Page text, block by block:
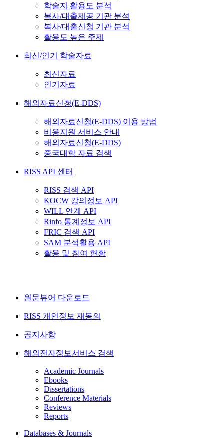
학술지 활용도 분석
복사/대출제공 기관 분석
복사/대출신청 기관 분석
활용도 높은 주제
최신/인기 학술자료
최신자료
인기자료
해외자료신청(E-DDS)
해외자료신청(E-DDS) 이용 방법
비용지원 서비스 안내
해외자료신청(E-DDS)
중국대학 자료 검색
RISS API 센터
RISS 검색 API
KOCW 강의정보 API
WILL 연계 API
Rinfo 통계정보 API
FRIC 검색 API
SAM 분석활용 API
활용 및 참여 현황
원문뷰어 다운로드
RISS 개인정보 재동의
공지사항
해외전자정보서비스 검색
Academic Journals
Ebooks
Dissertations
Conference Materials
Reviews
Reports
Databases & Journals